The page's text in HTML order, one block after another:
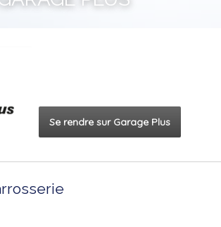
Se rendre sur Garage Plus